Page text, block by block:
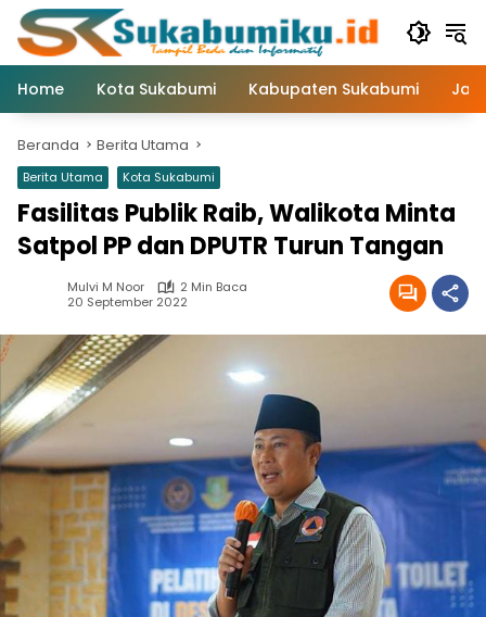
Langsung
konten
Home
Kota Sukabumi Kabupaten Sukabumi
Beranda Berita Utama
Berita Utama Kota Sukabumi
Fasilitas Publik Raib, Walikota Minta
Satpol PP dan DPUTR Turun Tangan
Mulvi M Noor
2 Min Baca
20 September 2022